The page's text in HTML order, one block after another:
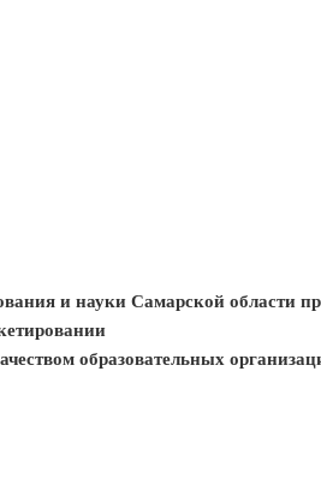
и науки Самарской области
образовательных